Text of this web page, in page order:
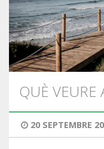
RANDONNÉE
13 ÉTAPES
10 ÉTAPES
QUÈ VEURE
20 SEPTEMBRE